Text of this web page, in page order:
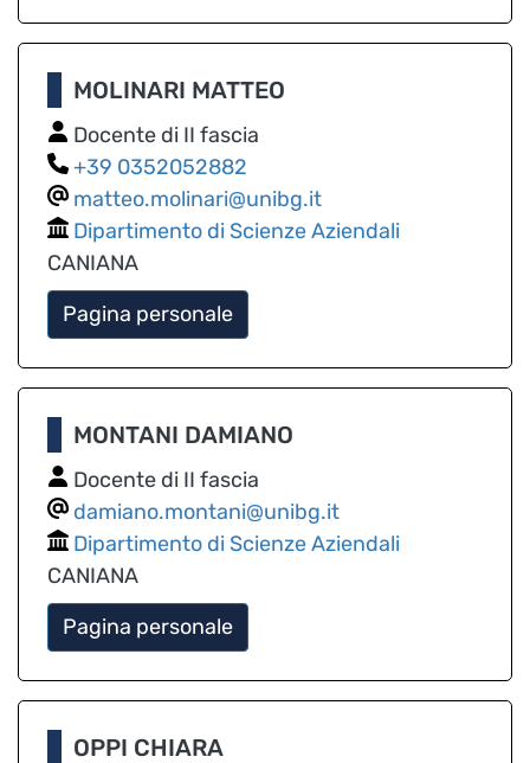
MOLINARI MATTEO
Docente di II fascia
0352052882
matteo.molinari@unibg.it
Dipartimento di Scienze Aziendali
CANIANA
Pagina personale
MONTANI DAMIANO
Docente di II fascia
damiano.montani@unibg.it
Dipartimento di Scienze Aziendali
CANIANA
Pagina personale
OPPI CHIARA